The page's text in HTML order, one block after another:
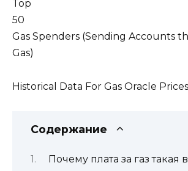
Top
50
Gas Spenders (Sending Accounts
Gas)
Historical Data For Gas Oracle Prices
Содержание
Почему плата за газ такая